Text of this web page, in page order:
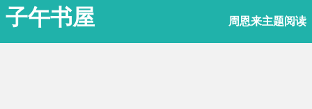
子午书屋 周恩来主题阅读